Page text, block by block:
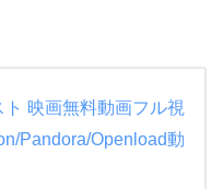
映画無料動画フル視
Pandora/Openload動